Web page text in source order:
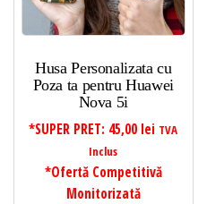
Husa Personalizata cu
Poza ta pentru Huawei
Nova 5i
*SUPER PRET: 45,00 lei TVA
Inclus
*Ofertă Competitivă
Monitorizată